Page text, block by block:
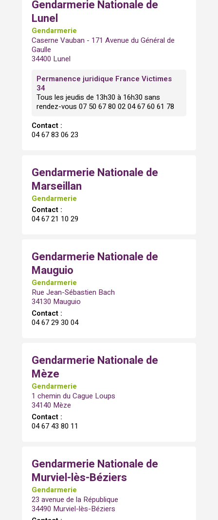
Gendarmerie Nationale de
Lunel
Gendarmerie
Caserne Vauban - 171 Avenue du Général de
Gaulle
34400 Lunel
Permanence juridique France Victimes
34
Tous les jeudis de 13h30 à 16h30 sans
rendez-vous 07 50 67 80 02 04 67 60 61 78
Contact :
04 67 83 06 23
Gendarmerie Nationale de
Marseillan
Gendarmerie
Contact :
04 67 21 10 29
Gendarmerie Nationale de
Mauguio
Gendarmerie
Rue Jean-Sébastien Bach
34130 Mauguio
Contact :
04 67 29 30 04
Gendarmerie Nationale de
Mèze
Gendarmerie
1 chemin du Cague Loups
34140 Mèze
Contact :
04 67 43 80 11
Gendarmerie Nationale de
Murviel-lès-Béziers
Gendarmerie
23 avenue de la République
34490 Murviel-lès-Béziers